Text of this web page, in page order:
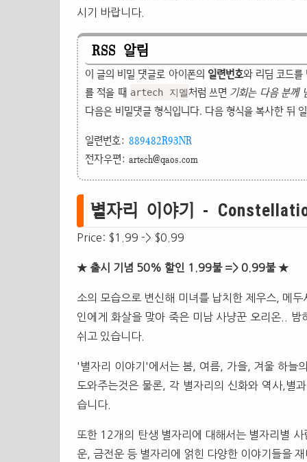
시기 바랍니다.
RSS 알림
이 글의 비밀 댓글로 아이폰의 일련번호와 리딤 코드
를 적을 때 artech 지멜처럼 쓰면 기회는 다음 분께
다음은 비밀댓글 형식입니다. 다음 형식을 복사한 뒤
일련번호: 889482R93NR
전자우편: artech@qaos.com
별자리 이야기 -
Price: $1.99 -> $0.99
★ 출시 기념 50% 할인 1.99불 => 0.99불 ★
소의 모습으로 변신해 미녀를 납치한 제우스, 메
인에게 화살을 맞아 죽은 미남 사냥꾼 오리온..
쉬고 있습니다.
'별자리 이야기'에서는 봄, 여름, 가을, 겨울 하늘
도와주는것은 물론, 각 별자리의 신화와 역사,별
습니다.
또한 12개의 탄생 별자리에 대해서는 별자리별
운, 금전운 등 별자리에 얽힌 다양한 이야기들을